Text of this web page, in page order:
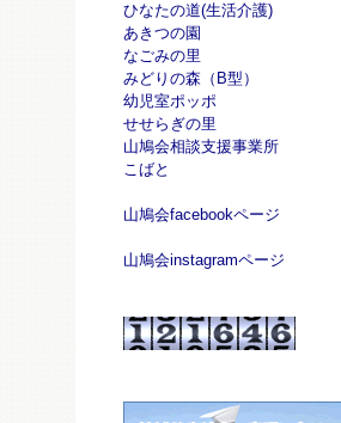
ひなたの道(生活介護)
あきつの園
なごみの里
みどりの森（B型）
幼児室ポッポ
せせらぎの里
山鳩会相談支援事業所
こばと
山鳩会facebookページ
山鳩会instagramページ